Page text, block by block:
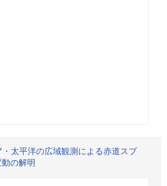
太平洋の広域観測による赤道スプ
の解明